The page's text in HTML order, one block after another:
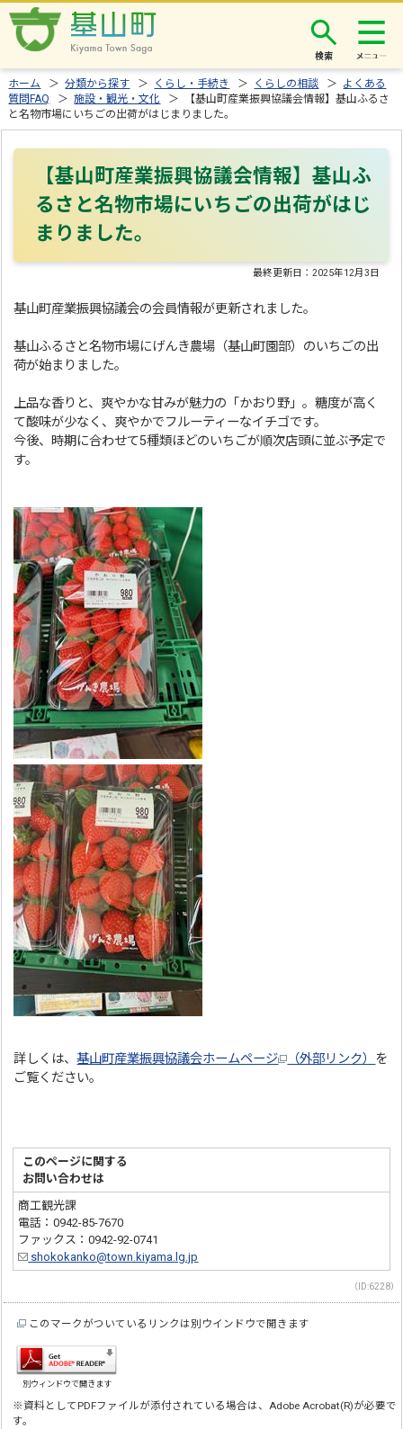
検索
ホーム ＞分類から探す ＞ くらし・手続き ＞ くらしの相談 ＞ よくある
質問FAQ
＞施設・観光・文化
＞ 【基山町産業振興協議会情報】基山ふるさ
と名物市場にいちごの出荷がはじまりました。
【基山町産業振興協議会情報】基山ふ
るさと名物市場にいちごの出荷がはじ
まりました。
最終更新日：2025年12月3日
基山町産業振興協議会の会員情報が更新されました。
基山ふるさと名物市場にげんき農場（基山町園部）のいちごの出
荷が始まりました。
上品な香りと、爽やかな甘みが魅力の「かおり野」。糖度が高く
て酸味が少なく、爽やかでフルーティーなイチゴです。
今後、時期に合わせて5種類ほどのいちごが順次店頭に並ぶ予定で
す。
詳しくは、基山町産業振興協議会ホームページ （外部リンク） を
ご覧ください。
このページに関する
お問い合わせは
商工観光課
電話：0942-85-7670
ファックス：0942-92-0741
shokokanko@town.kiyama.lg.jp
（ID:6228）
このマークがついているリンクは別ウインドウで開きます
別ウィンドウで開きます
※資料としてPDFファイルが添付されている場合は、Adobe Acrobat(R)が必要で
す。